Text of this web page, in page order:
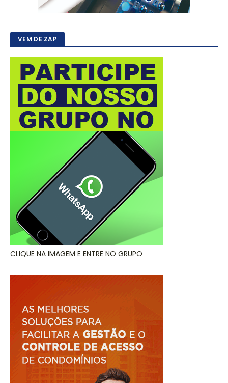
VEM DE ZAP
CLIQUE NA IMAGEM E ENTRE NO GRUPO